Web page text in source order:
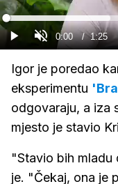
GledajUpali
zvuk
Current
Time
0:00 / 1:25
Loaded:
34.89%
Igor je poredao
eksperimentu
odgovaraju, a iza
mjesto je stavio
"Stavio bih mladu
je. "Čekaj, ona je